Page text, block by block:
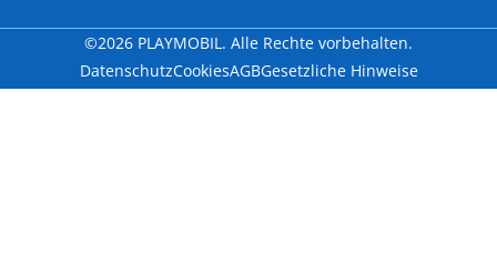
©2026 PLAYMOBIL. Alle Rechte vorbehalten.
DatenschutzCookiesAGBGesetzliche Hinweise